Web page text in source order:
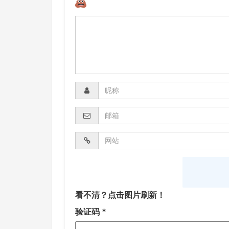
看不清？点击图片刷新！
验证码 *